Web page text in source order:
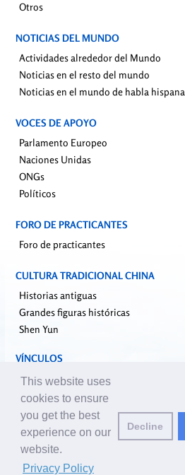
Otros
NOTICIAS DEL MUNDO
Actividades alrededor del Mundo
Noticias en el resto del mundo
Noticias en el mundo de habla hispana
VOCES DE APOYO
Parlamento Europeo
Naciones Unidas
ONGs
Políticos
FORO DE PRACTICANTES
Foro de practicantes
CULTURA TRADICIONAL CHINA
Historias antiguas
Grandes figuras históricas
Shen Yun
VÍNCULOS
falundafa.org
faluninfo.net
minghui.org
pureinsight.org
Correo de editores:
This website uses
cookies to ensure
you get the best
experience on our
website.
Privacy Policy
Decline